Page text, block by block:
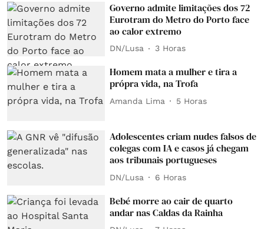
Governo admite limitações dos 72
Eurotram do Metro do Porto face
ao calor extremo
DN/Lusa 3 Horas
Homem mata a mulher e tira a
própra vida, na Trofa
Amanda Lima 5 Horas
Adolescentes criam nudes falsos de
colegas com IA e casos já chegam
aos tribunais portugueses
DN/Lusa 6 Horas
Bebé morre ao cair de quarto
andar nas Caldas da Rainha